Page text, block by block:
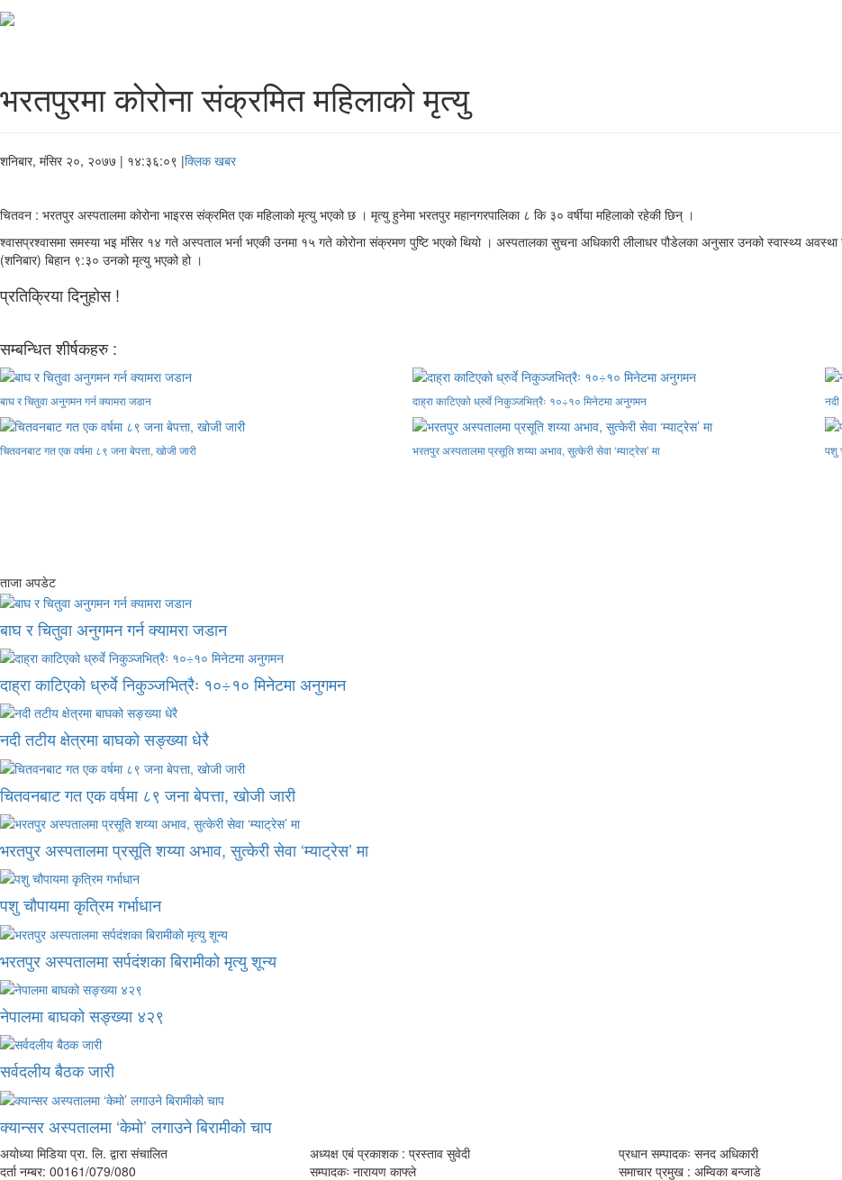
भरतपुरमा कोरोना संक्रमित महिलाको मृत्यु
शनिबार, मंसिर २०, २०७७ | १४:३६:०९ |क्लिक खबर
चितवन : भरतपुर अस्पतालमा कोरोना भाइरस संक्रमित एक महिलाको मृत्यु भएको छ । मृत्यु हुनेमा भरतपुर महानगरपालिका ८ कि ३० वर्षीया महिलाको रहेकी छिन् ।
श्वासप्रश्वासमा समस्या भइ मंसिर १४ गते अस्पताल भर्ना भएकी उनमा १५ गते कोरोना संक्रमण पुष्टि भएको थियो । अस्पतालका सुचना अधिकारी लीलाधर पौडेलका अनुसार उनको स्वास्थ्य
(शनिबार) बिहान ९:३० उनको मृत्यु भएको हो ।
प्रतिक्रिया दिनुहोस !
सम्बन्धित शीर्षकहरु :
बाघ र चितुवा अनुगमन गर्न क्यामरा जडान दाह्रा काटिएको ध्रुर्वे निकुञ्जभित्रैः १०÷१० मिनेटमा अनुगमन
चितवनबाट गत एक वर्षमा ८९ जना बेपत्ता, खोजी जारी भरतपुर अस्पतालमा प्रसूति शय्या अभाव, सुत्केरी सेवा ‘म्याट्रेस’ मा पशु
ताजा अपडेट
बाघ र चितुवा अनुगमन गर्न क्यामरा जडान
दाह्रा काटिएको ध्रुर्वे निकुञ्जभित्रैः १०÷१० मिनेटमा अनुगमन
नदी तटीय क्षेत्रमा बाघको सङ्ख्या धेरै
चितवनबाट गत एक वर्षमा ८९ जना बेपत्ता, खोजी जारी
भरतपुर अस्पतालमा प्रसूति शय्या अभाव, सुत्केरी सेवा ‘म्याट्रेस’ मा
पशु चौपायमा कृत्रिम गर्भाधान
भरतपुर अस्पतालमा सर्पदंशका बिरामीको मृत्यु शून्य
नेपालमा बाघको सङ्ख्या ४२९
सर्वदलीय बैठक जारी
क्यान्सर अस्पतालमा ‘केमो’ लगाउने बिरामीको चाप
अयोध्या मिडिया प्रा. लि. द्वारा संचालित
दर्ता नम्बर: 00161/079/080
अध्यक्ष एबं प्रकाशक : प्रस्ताव सुवेदी
सम्पादकः नारायण काफ्ले
प्रधान सम्पादकः सनद अधिकारी
समाचार प्रमुख : अम्विका बन्जाडे